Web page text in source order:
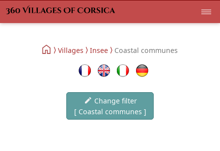
Villages Insee Coastal communes
Change filter
[ Coastal communes ]